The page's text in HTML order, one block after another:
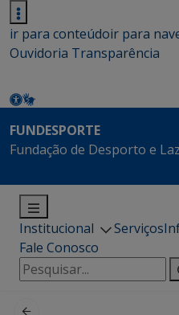
ir para conteúdoir para
Ouvidoria Transparência
FUNDESPORTE
Fundação de Desporto e
Institucional Serviços
Fale Conosco
Pesquisar
por: